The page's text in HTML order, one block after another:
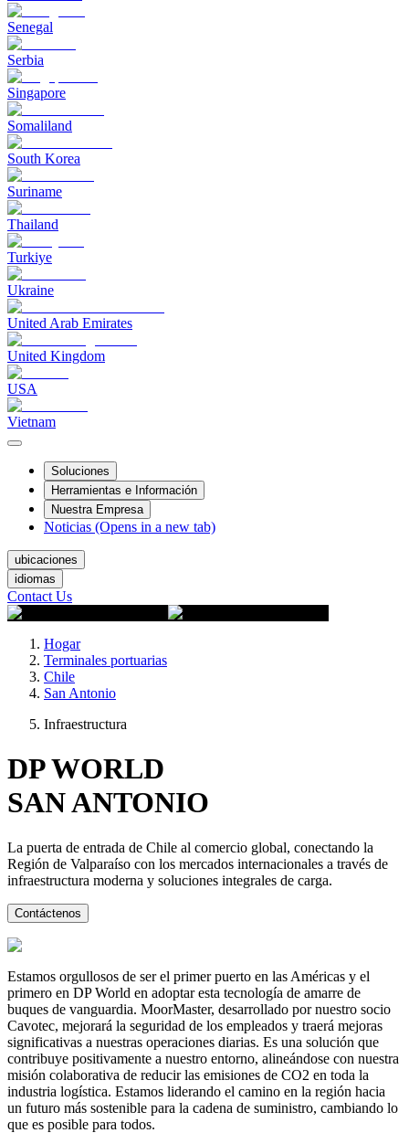
Senegal
Serbia
Singapore
Somaliland
South Korea
Suriname
Thailand
Turkiye
Ukraine
United Arab Emirates
United Kingdom
USA
Vietnam
Soluciones
Herramientas e Información
Nuestra Empresa
Noticias (Opens in a new tab)
ubicaciones
idiomas
Contact Us
Hogar
Terminales portuarias
Chile
San Antonio
Infraestructura
DP WORLD
SAN ANTONIO
La puerta de entrada de Chile al comercio global, conectando la
Región de Valparaíso con los mercados internacionales a través de
infraestructura moderna y soluciones integrales de carga.
Contáctenos
Estamos orgullosos de ser el primer puerto en las Américas y el
primero en DP World en adoptar esta tecnología de amarre de
buques de vanguardia. MoorMaster, desarrollado por nuestro socio
Cavotec, mejorará la seguridad de los empleados y traerá mejoras
significativas a nuestras operaciones diarias. Es una solución que
contribuye positivamente a nuestro entorno, alineándose con nuestra
misión colaborativa de reducir las emisiones de CO2 en toda la
industria logística. Estamos liderando el camino en la región hacia
un futuro más sostenible para la cadena de suministro, cambiando lo
que es posible para todos.